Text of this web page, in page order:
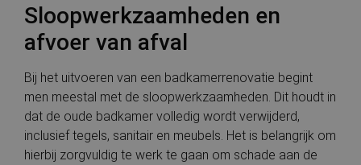
Sloopwerkzaamheden en
afvoer van afval
Bij het uitvoeren van een badkamerrenovatie begint
men meestal met de sloopwerkzaamheden. Dit houdt in
dat de oude badkamer volledig wordt verwijderd,
inclusief tegels, sanitair en meubels. Het is belangrijk om
hierbij zorgvuldig te werk te gaan om schade aan de